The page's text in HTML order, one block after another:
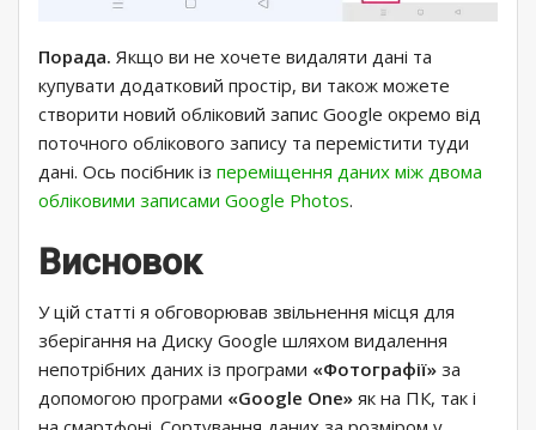
Порада. Якщо ви не хочете видаляти дані та
купувати додатковий простір, ви також можете
створити новий обліковий запис Google окремо від
поточного облікового запису та перемістити туди
дані. Ось посібник із переміщення даних між двома
обліковими записами Google Photos.
Висновок
У цій статті я обговорював звільнення місця для
зберігання на Диску Google шляхом видалення
непотрібних даних із програми «Фотографії» за
допомогою програми «Google One» як на ПК, так і